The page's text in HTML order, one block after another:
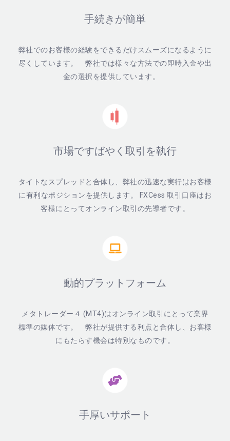
手続きが簡単
弊社でのお客様の経験をできるだけスムーズになるように
尽くしています。 弊社では様々な方法での即時入金や出
金の選択を提供しています。
市場ですばやく取引を執行
タイトなスプレッドと合体し、弊社の迅速な実行はお客様
に有利なポジションを提供します。 FXCess 取引口座はお
客様にとってオンライン取引の先導者です。
動的プラットフォーム
メタトレーダー４ (MT4)はオンライン取引にとって業界
標準の媒体です。 弊社が提供する利点と合体し、お客様
にもたらす機会は特別なものです。
手厚いサポート